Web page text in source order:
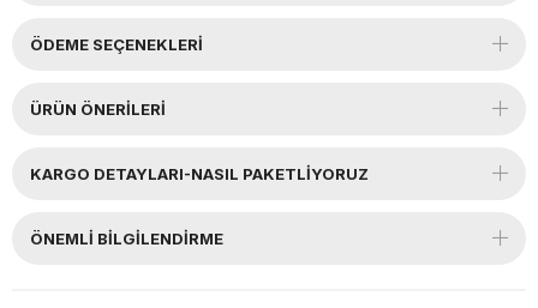
ÖDEME SEÇENEKLERI
ÜRÜN ÖNERILERI
KARGO DETAYLARI-NASIL PAKETLİYORUZ
ÖNEMLI BILGILENDIRME